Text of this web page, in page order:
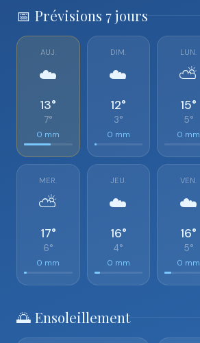
📅 Prévisions 7 jours
AUJ.
☁️
13°
7°
0 mm
DIM.
☁️
12°
3°
0 mm
LUN.
⛅
15°
5°
0 mm
MER.
⛅
17°
6°
0 mm
JEU.
☁️
16°
4°
0 mm
VEN.
☁️
16°
5°
0 mm
🌅 Ensoleillement